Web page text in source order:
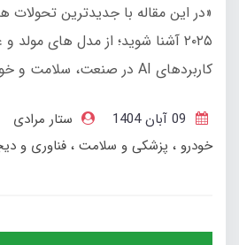
«در این مقاله با جدیدترین
۲۰۲۵ آشنا شوید؛ از مدل‌ های
کاربردهای AI در صنعت، سلامت و خودروسازی ایران.»
ستار مرادی
خودرو
پزشکی و سلامت فناوری و